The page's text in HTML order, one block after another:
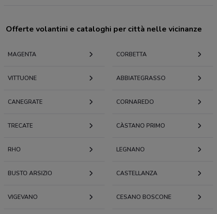
Offerte volantini e cataloghi per città nelle vicinanze
MAGENTA CORBETTA
VITTUONE ABBIATEGRASSO
CANEGRATE CORNAREDO
TRECATE CÀSTANO PRIMO
RHO LEGNANO
BUSTO ARSIZIO CASTELLANZA
VIGEVANO CESANO BOSCONE